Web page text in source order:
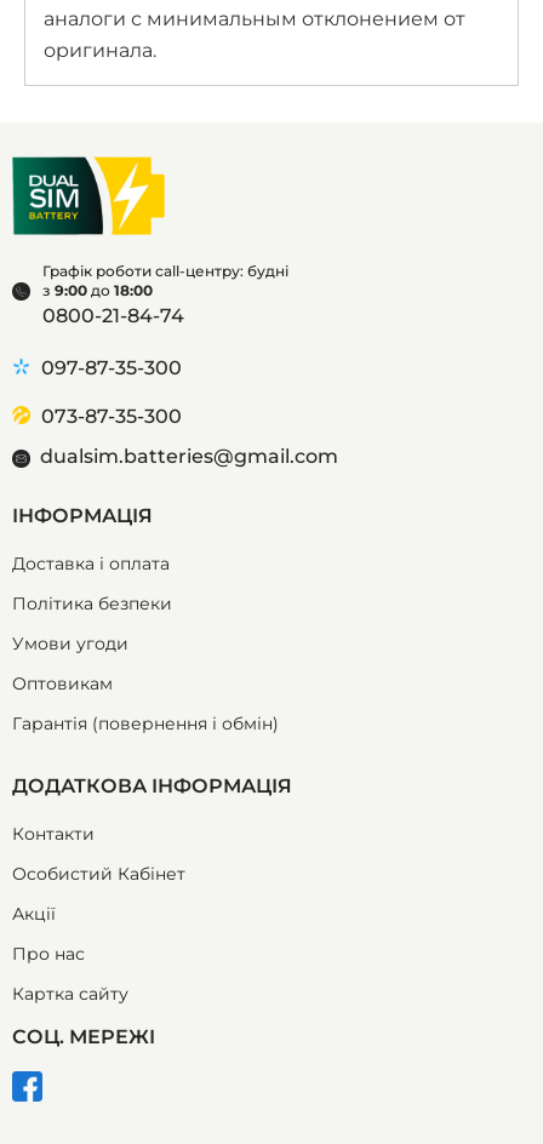
аналоги с минимальным отклонением от
оригинала.
Графік роботи call-центру: будні
з 9:00 до 18:00
0800-21-84-74
097-87-35-300
073-87-35-300
dualsim.batteries@gmail.com
ІНФОРМАЦІЯ
Доставка і оплата
Політика безпеки
Умови угоди
Оптовикам
Гарантія (повернення і обмін)
ДОДАТКОВА ІНФОРМАЦІЯ
Контакти
Особистий Кабінет
Акції
Про нас
Картка сайту
СОЦ. МЕРЕЖІ